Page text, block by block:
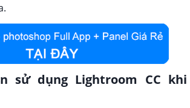
sử dụng Lightroom CC khi